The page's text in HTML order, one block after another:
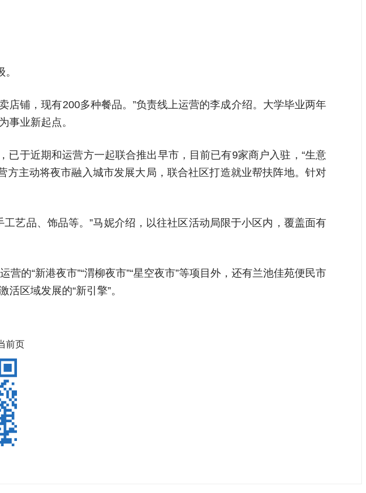
铺，现有200多种餐品。”负责线上运营的李成介绍。大学毕业两年
事业新起点。
已于近期和运营方一起联合推出早市，目前已有9家商户入驻，“生意
主动将夜市融入城市发展大局，联合社区打造就业帮扶阵地。针对
艺品、饰品等。”马妮介绍，以往社区活动局限于小区内，覆盖面有
的“新港夜市”“渭柳夜市”“星空夜市”等项目外，还有兰池佳苑便民市
区域发展的“新引擎”。
前页